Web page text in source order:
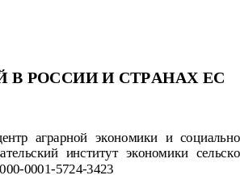
РОССИИ И СТРАНАХ ЕС
аграрной экономики и
институт экономики
0001-5724-3423